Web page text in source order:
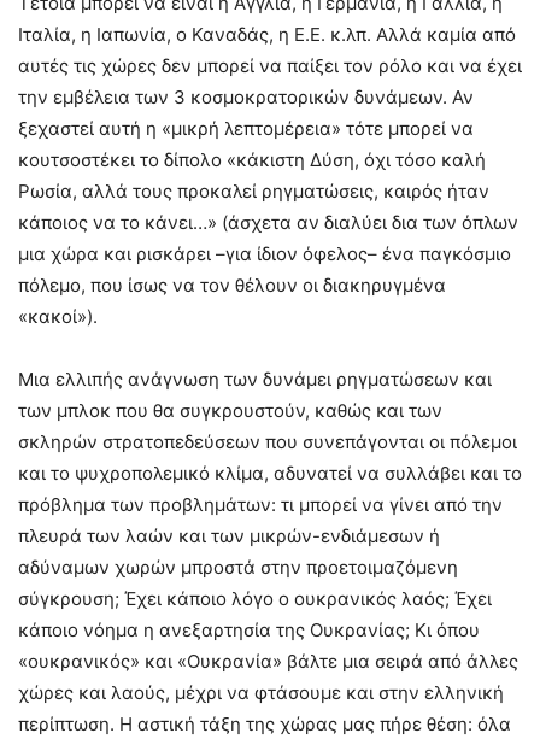
Ιταλία, η Ιαπωνία, ο Καναδάς, η Ε.Ε. κ.λπ. Αλλά καμία από
αυτές τις χώρες δεν μπορεί να παίξει τον ρόλο και να έχει
την εμβέλεια των 3 κοσμοκρατορικών δυνάμεων. Αν
ξεχαστεί αυτή η «μικρή λεπτομέρεια» τότε μπορεί να
κουτσοστέκει το δίπολο «κάκιστη Δύση, όχι τόσο καλή
Ρωσία, αλλά τους προκαλεί ρηγματώσεις, καιρός ήταν
κάποιος να το κάνει…» (άσχετα αν διαλύει δια των όπλων
μια χώρα και ρισκάρει –για ίδιον όφελος– ένα παγκόσμιο
πόλεμο, που ίσως να τον θέλουν οι διακηρυγμένα
«κακοί»).
Μια ελλιπής ανάγνωση των δυνάμει ρηγματώσεων και
των μπλοκ που θα συγκρουστούν, καθώς και των
σκληρών στρατοπεδεύσεων που συνεπάγονται οι πόλεμοι
και το ψυχροπολεμικό κλίμα, αδυνατεί να συλλάβει και το
πρόβλημα των προβλημάτων: τι μπορεί να γίνει από την
πλευρά των λαών και των μικρών-ενδιάμεσων ή
αδύναμων χωρών μπροστά στην προετοιμαζόμενη
σύγκρουση; Έχει κάποιο λόγο ο ουκρανικός λαός; Έχει
κάποιο νόημα η ανεξαρτησία της Ουκρανίας; Κι όπου
«ουκρανικός» και «Ουκρανία» βάλτε μια σειρά από άλλες
χώρες και λαούς, μέχρι να φτάσουμε και στην ελληνική
περίπτωση. Η αστική τάξη της χώρας μας πήρε θέση: όλα